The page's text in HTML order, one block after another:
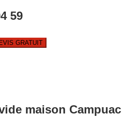
59
GRATUIT
maison Campuac